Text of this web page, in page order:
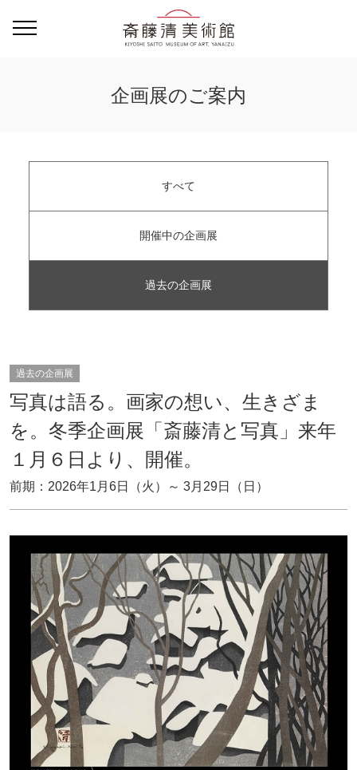
企画展のご案内
すべて
開催中の企画展
過去の企画展
過去の企画展
写真は語る。画家の想い、生きざま
を。冬季企画展「斎藤清と写真」来年
１月６日より、開催。
前期：2026年1月6日（火）～ 3月29日（日）